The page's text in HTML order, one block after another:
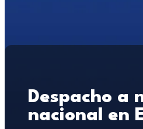
Despacho a
nacional en